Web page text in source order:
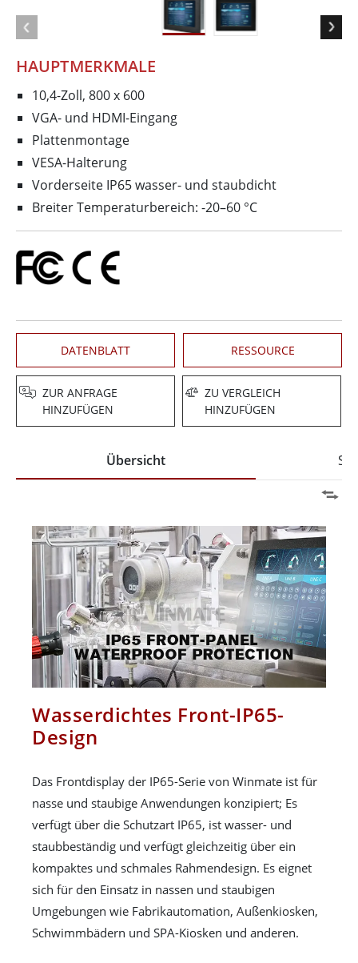
HAUPTMERKMALE
10,4-Zoll, 800 x 600
VGA- und HDMI-Eingang
Plattenmontage
VESA-Halterung
Vorderseite IP65 wasser- und staubdicht
Breiter Temperaturbereich: -20–60 °C
DATENBLATT RESSOURCE
ZUR ANFRAGE
HINZUFÜGEN
ZU VERGLEICH
HINZUFÜGEN
Übersicht
Wasserdichtes Front-IP65-
Design
Das Frontdisplay der IP65-Serie von Winmate ist für
nasse und staubige Anwendungen konzipiert; Es
verfügt über die Schutzart IP65, ist wasser- und
staubbeständig und verfügt gleichzeitig über ein
kompaktes und schmales Rahmendesign. Es eignet
sich für den Einsatz in nassen und staubigen
Umgebungen wie Fabrikautomation, Außenkiosken,
Schwimmbädern und SPA-Kiosken und anderen.